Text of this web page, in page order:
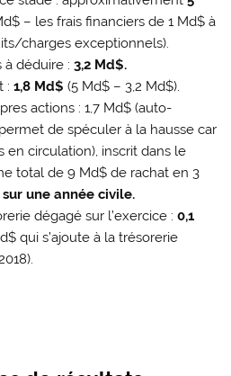
– les frais financiers de 1 Md$ à
charges exceptionnels).
à déduire : 3,2 Md$.
: 1,8 Md$ (5 Md$ – 3,2 Md$).
actions : 1,7 Md$ (auto-
de spéculer à la hausse car
en circulation), inscrit dans le
total de 9 Md$ de rachat en 3
une année civile.
dégagé sur l’exercice : 0,1
qui s’ajoute à la trésorerie